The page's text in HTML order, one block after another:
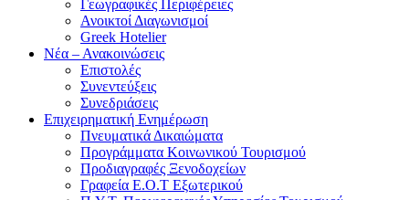
Γεωγραφικές Περιφέρειες
Ανοικτοί Διαγωνισμoί
Greek Hotelier
Νέα – Ανακοινώσεις
Επιστολές
Συνεντεύξεις
Συνεδριάσεις
Επιχειρηματική Ενημέρωση
Πνευματικά Δικαιώματα
Προγράμματα Κοινωνικού Τουρισμού
Προδιαγραφές Ξενοδοχείων
Γραφεία Ε.Ο.Τ Εξωτερικού